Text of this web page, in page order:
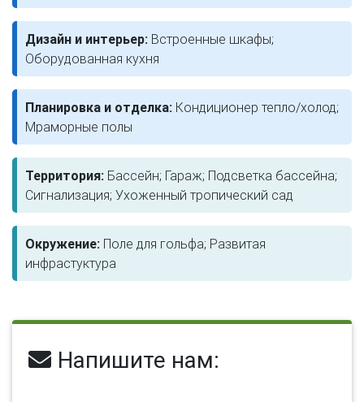
Дизайн и интерьер: Встроенные шкафы;
Оборудованная кухня
Планировка и отделка: Кондиционер тепло/холод;
Мраморные полы
Территория: Бассейн; Гараж; Подсветка бассейна;
Сигнализация; Ухоженный тропический сад
Окружение: Поле для гольфа; Развитая
инфрастуктура
Напишите нам: